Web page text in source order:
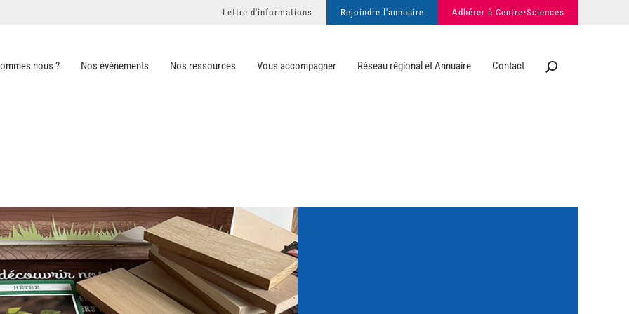
nous ? Nos événements Nos ressources Vous accompagner Réseau régional et Annuaire Contact
Lettre d'informations Rejoindre l'annuaire Adhérer à Centre•Sciences